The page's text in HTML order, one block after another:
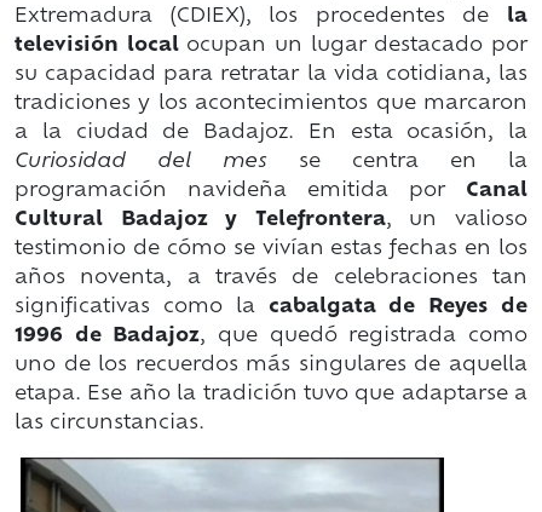
Extremadura (CDIEX), los procedentes de la
televisión localocupan un lugar destacado por
su capacidad para retratar la vida cotidiana, las
tradiciones y los acontecimientos que marcaron
a la ciudad de Badajoz. En esta ocasión, la
Curiosidad del mes se centra en la
programación navideña emitida por Canal
Cultural Badajoz y Telefrontera, un valioso
testimonio de cómo se vivían estas fechas en los
años noventa, a través de celebraciones tan
significativas como la cabalgata de Reyes de
1996 de Badajoz, que quedó registrada como
uno de los recuerdos más singulares de aquella
etapa. Ese año la tradición tuvo que adaptarse a
las circunstancias.